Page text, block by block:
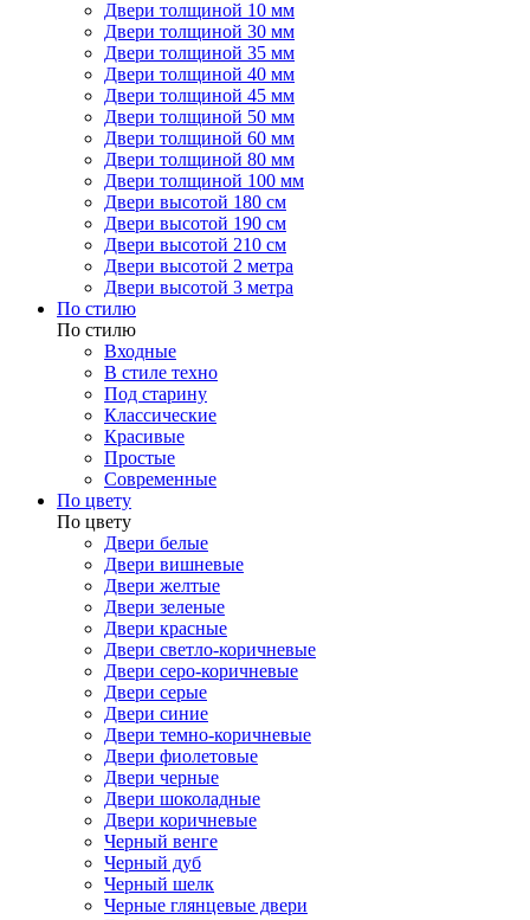
Двери толщиной 10 мм
Двери толщиной 30 мм
Двери толщиной 35 мм
Двери толщиной 40 мм
Двери толщиной 45 мм
Двери толщиной 50 мм
Двери толщиной 60 мм
Двери толщиной 80 мм
Двери толщиной 100 мм
Двери высотой 180 см
Двери высотой 190 см
Двери высотой 210 см
Двери высотой 2 метра
Двери высотой 3 метра
По стилю
По стилю
Входные
В стиле техно
Под старину
Классические
Красивые
Простые
Современные
По цвету
По цвету
Двери белые
Двери вишневые
Двери желтые
Двери зеленые
Двери красные
Двери светло-коричневые
Двери серо-коричневые
Двери серые
Двери синие
Двери темно-коричневые
Двери фиолетовые
Двери черные
Двери шоколадные
Двери коричневые
Черный венге
Черный дуб
Черный шелк
Черные глянцевые двери